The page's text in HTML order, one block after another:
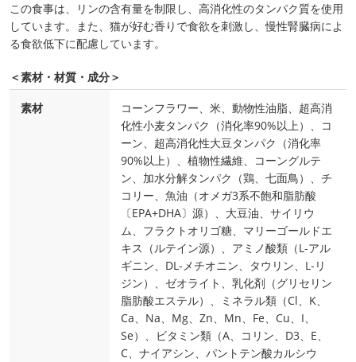
この食事は、リンの含有量を制限し、高消化性のタンパク質を使用
しています。また、猫が好む香りで食欲を刺激し、慢性腎臓病によ
る食欲低下に配慮しています。
＜素材・材質・成分＞
素材
コーンフラワー、米、動物性油脂、超高消
化性小麦タンパク（消化率90%以上）、コ
ーン、超高消化性大豆タンパク（消化率
90%以上）、植物性繊維、コーングルテ
ン、加水分解タンパク（鶏、七面鳥）、チ
コリー、魚油（オメガ3系不飽和脂肪酸
〔EPA+DHA〕源）、大豆油、サイリウ
ム、フラクトオリゴ糖、マリーゴールドエ
キス（ルテイン源）、アミノ酸類（L‐アル
ギニン、DL‐メチオニン、タウリン、L‐リ
ジン）、ゼオライト、乳化剤（グリセリン
脂肪酸エステル）、ミネラル類（Cl、K、
Ca、Na、Mg、Zn、Mn、Fe、Cu、I、
Se）、ビタミン類（A、コリン、D3、E、
C、ナイアシン、パントテン酸カルシウ